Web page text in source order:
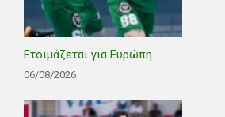
Ετοιμάζεται για Ευρώπη
06/08/2026